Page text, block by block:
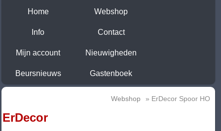
Home Webshop
Info Contact
Mijn account Nieuwigheden
Beursnieuws Gastenboek
Webshop » ErDecor Spoor HO
ErDecor